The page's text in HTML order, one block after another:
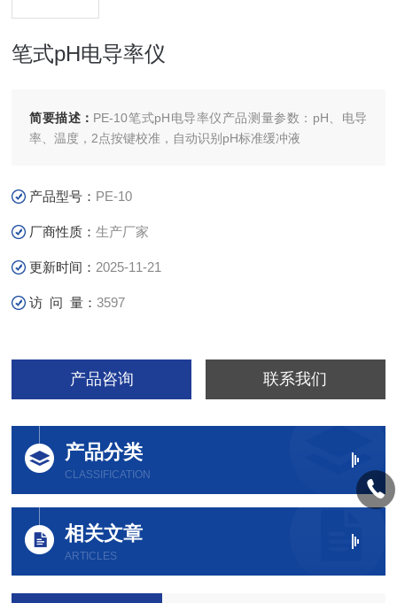
笔式pH电导率仪
简要描述： PE-10笔式pH电导率仪产品测量参数：pH、电导
率、温度，2点按键校准，自动识别pH标准缓冲液
产品型号： PE-10
厂商性质：生产厂家
更新时间： 2025-11-21
访 问 量：3597
产品咨询 联系我们
产品分类
CLASSIFICATION
相关文章
ARTICLES